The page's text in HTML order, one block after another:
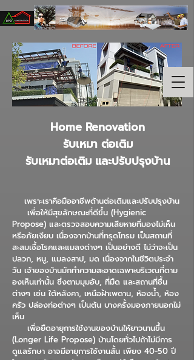
เพราะเราคือมืออาชีพด้านต่อเติมและปรับปรุงบ้าน
เพื่อให้มีสุขลักษณะที่ดีขึ้น (Hygienic
Propose) และตรวจสอบความเสียหายที่มองไม่เห็น
หรือภัยเงียบ เนื่องจากบ้านที่ทรุดโทรม เป็นสถานที่
สะสมเชื้อโรคและแมลงต่างๆ เป็นอย่างดี ไม่ว่าจะเป็น
ปลวก, หนู, แมลงสาป, มด เนื่องจากในชีวิตประจำ
วัน เจ้าของบ้านมักทำความสะอาดเฉพาะบริเวณที่ตาม
องเห็นเท่านั้น ซึ่งตามมุมอับ, ที่มืด และสถานที่ชื้น
ต่างๆ เช่น ใต้หลังคา, เหนือฝ้าเพดาน, ห้องน้ำ, ห้อง
ครัว ปล่องท่อต่างๆ เป็นต้น บางครั้งมองภายนอกไม่
เห็น
เพื่อยืดอายุการใช้งานของบ้านให้ยาวนานขึ้น
(Longer Life Propose) บ้านโดยทั่วไปถ้าไม่มีการ
ดูแลรักษา อาจมีอายุการใช้งานสั้น เพียง 40-50 ปี
Home Renovation
รับเหมา ต่อเติม
รับเหมาต่อเติม และปรับปรุงบ้าน